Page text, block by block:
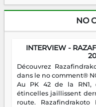
NO
INTERVIEW -
Découvrez
dans le no comment®
Au PK 42 de la RN1,
étincelles jaillissent
route.